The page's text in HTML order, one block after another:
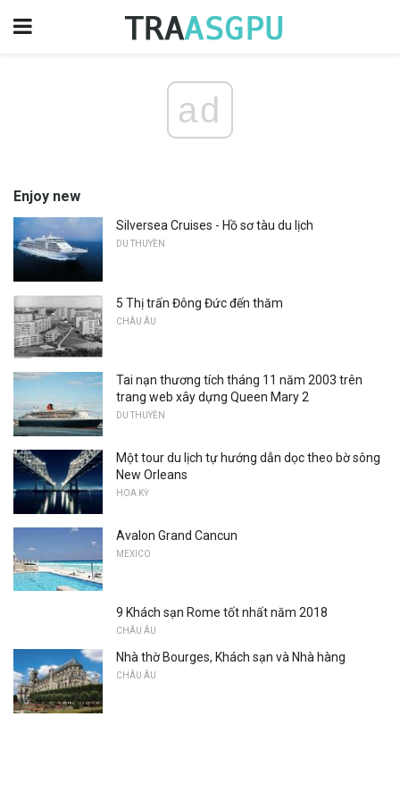
ad
Enjoy new
Silversea Cruises - Hồ sơ tàu du lịch
DU THUYỀN
5 Thị trấn Đông Đức đến thăm
CHÂU ÂU
Tai nạn thương tích tháng 11 năm 2003 trên
trang web xây dựng Queen Mary 2
DU THUYỀN
Một tour du lịch tự hướng dẫn dọc theo bờ sông
New Orleans
HOA KỲ
Avalon Grand Cancun
MEXICO
9 Khách sạn Rome tốt nhất năm 2018
CHÂU ÂU
Nhà thờ Bourges, Khách sạn và Nhà hàng
CHÂU ÂU